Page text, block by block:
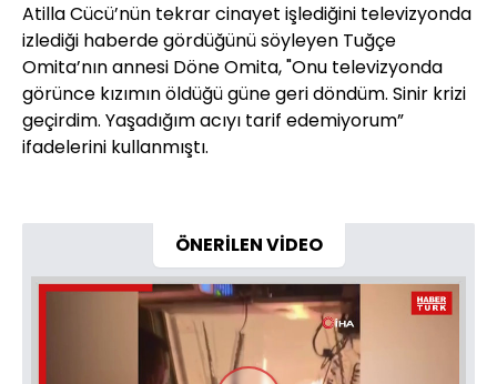
Atilla Cücü’nün tekrar cinayet işlediğini televizyonda
izlediği haberde gördüğünü söyleyen Tuğçe
Omita’nın annesi Döne Omita, "Onu televizyonda
görünce kızımın öldüğü güne geri döndüm. Sinir krizi
geçirdim. Yaşadığım acıyı tarif edemiyorum”
ifadelerini kullanmıştı.
ÖNERİLEN VİDEO